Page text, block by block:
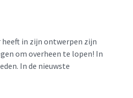
heeft in zijn ontwerpen zijn
om overheen te lopen! In
In de nieuwste